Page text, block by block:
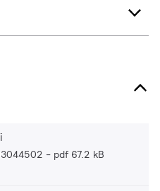
pdf 67.2 kB